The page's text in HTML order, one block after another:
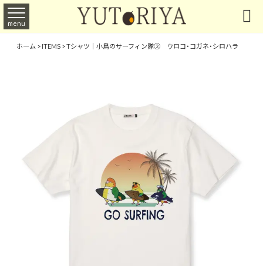
menu 
ホーム>ITEMS>Tシャツ｜小鳥のサーフィン隊② ウロコ・コガネ・シロハラ